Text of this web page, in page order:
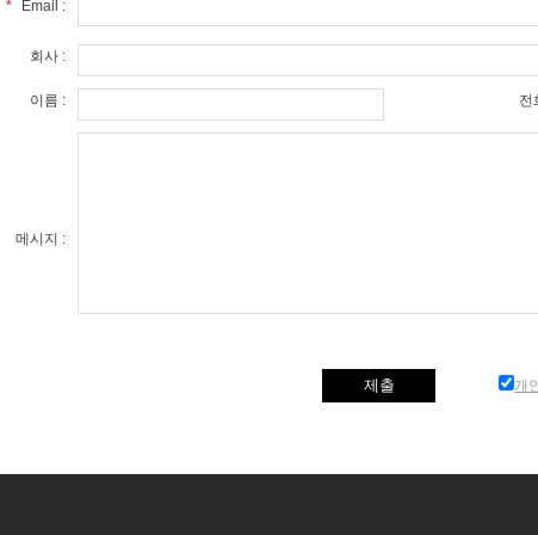
* Email :
회사 :
이름 : 전
메시지 :
개